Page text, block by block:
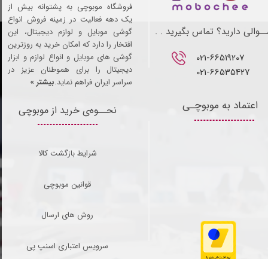
021-66519207​​​​​​​
021-66535427
دارید؟ تماس بگیرید . .
نحــوه‌ی خرید از موبوچی
شرایط بازگشت کالا
قوانین موبوچی
روش های ارسال
سرویس اعتباری اسنپ پی
اعتماد به موبوچـی
فروشگاه موبوچی به پشتوانه بیش از
یک دهه فعالیت در زمینه فروش انواع
گوشی موبایل و لوازم دیجیتال، این
افتخار را دارد که امکان خرید به روزترین
گوشی های موبایل و انواع لوازم و ابزار
دیجیتال را برای هموطنان عزیز در
سراسر ایران فراهم نماید.بیشتر »